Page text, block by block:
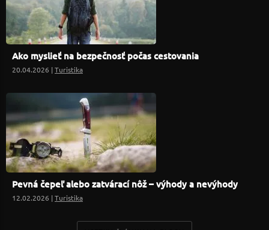
Ako myslieť na bezpečnosť počas cestovania
20.04.2026 |Turistika
Pevná čepeľ alebo zatvárací nôž – výhody a nevýhody
12.02.2026 |Turistika